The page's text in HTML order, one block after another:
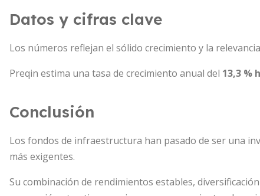
Datos y cifras clave
Los números reflejan el sólido crecimiento y la
Preqin estima una tasa de crecimiento anual del 13,3 %
Conclusión
Los fondos de infraestructura han pasado de ser una
más exigentes.
Su combinación de rendimientos estables,